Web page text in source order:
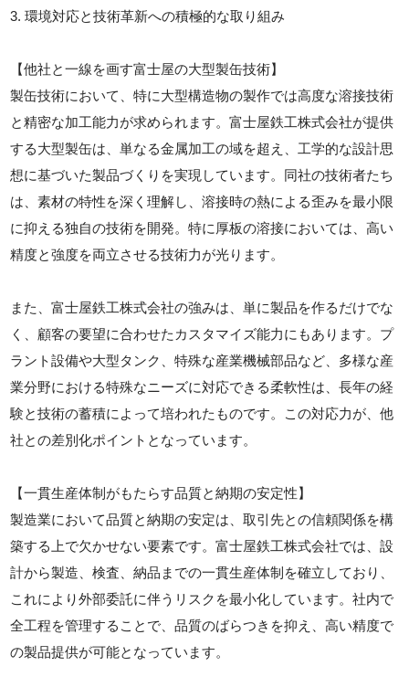
3. 環境対応と技術革新への積極的な取り組み
【他社と一線を画す富士屋の大型製缶技術】
製缶技術において、特に大型構造物の製作では高度な溶接技術
と精密な加工能力が求められます。富士屋鉄工株式会社が提供
する大型製缶は、単なる金属加工の域を超え、工学的な設計思
想に基づいた製品づくりを実現しています。同社の技術者たち
は、素材の特性を深く理解し、溶接時の熱による歪みを最小限
に抑える独自の技術を開発。特に厚板の溶接においては、高い
精度と強度を両立させる技術力が光ります。
また、富士屋鉄工株式会社の強みは、単に製品を作るだけでな
く、顧客の要望に合わせたカスタマイズ能力にもあります。プ
ラント設備や大型タンク、特殊な産業機械部品など、多様な産
業分野における特殊なニーズに対応できる柔軟性は、長年の経
験と技術の蓄積によって培われたものです。この対応力が、他
社との差別化ポイントとなっています。
【一貫生産体制がもたらす品質と納期の安定性】
製造業において品質と納期の安定は、取引先との信頼関係を構
築する上で欠かせない要素です。富士屋鉄工株式会社では、設
計から製造、検査、納品までの一貫生産体制を確立しており、
これにより外部委託に伴うリスクを最小化しています。社内で
全工程を管理することで、品質のばらつきを抑え、高い精度で
の製品提供が可能となっています。